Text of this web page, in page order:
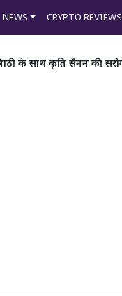
NEWS CRYPTO REVIEWS
के साथ कृति सैनन की